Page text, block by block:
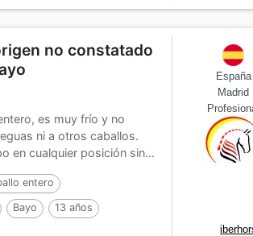
no constatado
es muy frío y no
ni a otros caballos.
en cualquier posición sin...
entero
Bayo 13 años
España
Madrid